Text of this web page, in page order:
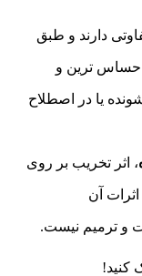
دارند و طبق
حساس ترین و
یا در اصطلاح
، اثر تخریب بر روی
آن
و ترمیم نیست.
کنید!